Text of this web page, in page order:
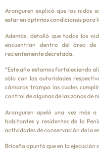
Aranguren explicó que los nidos
estar en óptimas condiciones para
Además, detalló que todos los
encuentran dentro del área de
recientemente decretada.
“Este año estamos fortaleciendo
sólo con las autoridades
cámaras trampa las cuales
control de algunas de las zonas de
Aranguren apeló una vez más
habitantes y residentes de la
actividades de conservación de la
Briceño apuntó que en la